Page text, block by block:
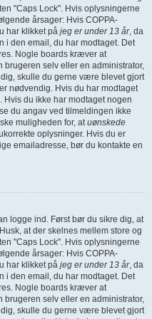
"Caps Lock". Hvis oplysningerne
årsager: Hvis COPPA-
har klikket på jeg er under 13 år, da
i den email, du har modtaget. Det
Nogle boards kræver at
brugeren selv eller en administrator,
skulle du gerne være blevet gjort
nødvendig. Hvis du har modtaget
du ikke har modtaget nogen
du angav ved tilmeldingen ikke
muligheden for, atuønskede
oplysninger. Hvis du er
emailadresse, bør du kontakte en
logge ind. Først bør du sikre dig, at
at der skelnes mellem store og
"Caps Lock". Hvis oplysningerne
årsager: Hvis COPPA-
har klikket på jeg er under 13 år, da
i den email, du har modtaget. Det
Nogle boards kræver at
brugeren selv eller en administrator,
skulle du gerne være blevet gjort